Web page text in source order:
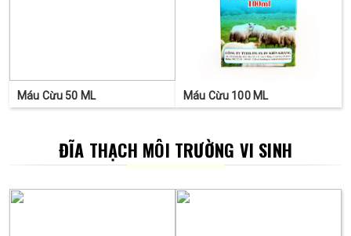
Máu Cừu 50 ML Máu Cừu 100 ML
ĐĨA THẠCH MÔI TRƯỜNG VI SINH